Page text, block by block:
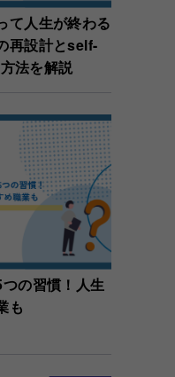
て人生が終わる
再設計とself-
法を解説
の習慣！人生
も